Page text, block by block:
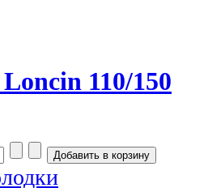
110/150